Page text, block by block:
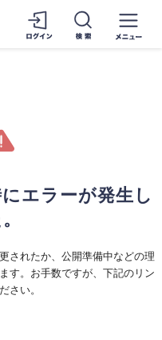
エラーが発生し
されたか、公開準備中などの理
す。お手数ですが、下記のリン
さい。